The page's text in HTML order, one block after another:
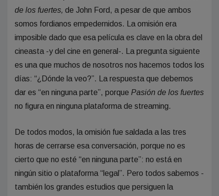
de los fuertes, de John Ford, a pesar de que ambos
somos fordianos empedernidos. La omisión era
imposible dado que esa película es clave en la obra del
cineasta -y del cine en general-. La pregunta siguiente
es una que muchos de nosotros nos hacemos todos los
días: “¿Dónde la veo?”. La respuesta que debemos
dar es “en ninguna parte”, porque Pasión de los fuertes
no figura en ninguna plataforma de streaming.
De todos modos, la omisión fue saldada a las tres
horas de cerrarse esa conversación, porque no es
cierto que no esté “en ninguna parte”: no está en
ningún sitio o plataforma “legal”. Pero todos sabemos -
también los grandes estudios que persiguen la